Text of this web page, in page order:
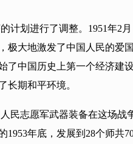
划进行了调整。1951年2
大地激发了中国人民的爱
了中国历史上第一个经济建
长期和平环境。
民志愿军武器装备在这场战
年底，发展到28个师共